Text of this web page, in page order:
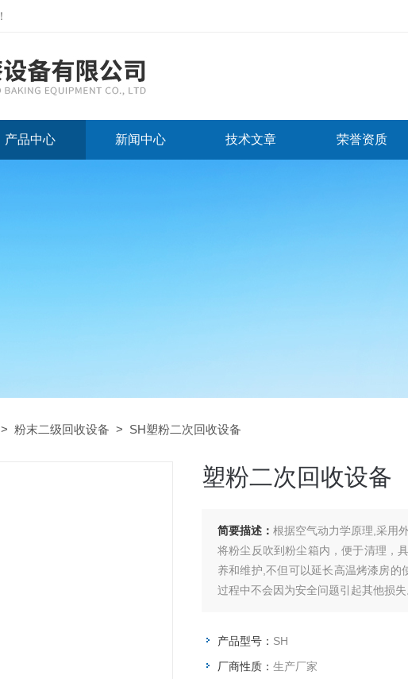
！
产品中心 新闻中心 技术文章 荣誉资质
> 粉末二级回收设备 > SH塑粉二次回收设备
塑粉二次回收设备
简要描述： 根据空气动力学原理,采用
将粉尘反吹到粉尘箱内，便于清理，
养和维护,不但可以延长高温烤漆房
过程中不会因为安全问题引起其他损
产品型号： SH
厂商性质： 生产厂家